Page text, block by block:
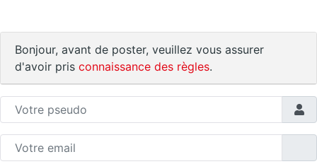
Bonjour, avant de poster, veuillez vous assurer
d'avoir pris connaissance des règles.